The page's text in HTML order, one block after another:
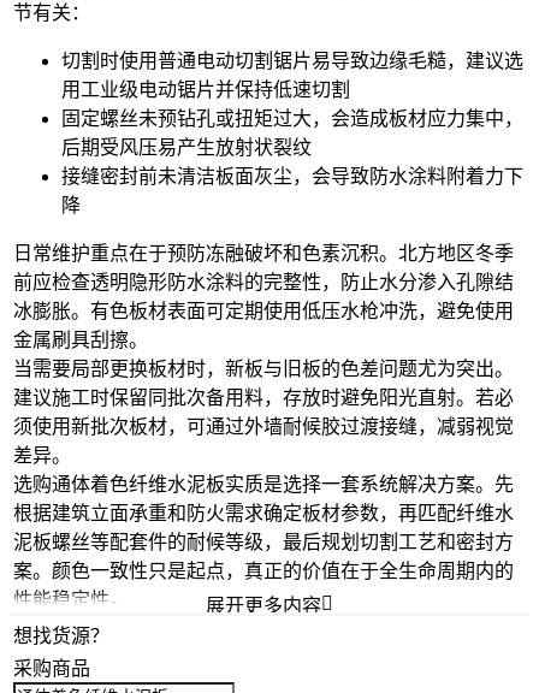
节有关：
切割时使用普通电动切割锯片易导致边缘毛糙，建议选
用 工业级电动锯片并保持低速切割
固定螺丝未预钻孔或扭矩过大，会造成板材应力集中，
后期受风压易产生放射状裂纹
接缝密封前未清洁板面灰尘，会导致防水涂料附着力下
降
日常维护重点在于预防冻融破坏和色素沉积。北方地区冬季
前应检查透明隐形防水涂料的完整性，防止水分渗入孔隙结
冰膨胀。有色板材表面可定期使用低压水枪冲洗，避免使用
金属刷具刮擦。
当需要局部更换板材时，新板与旧板的色差问题尤为突出。
建议施工时保留同批次备用料，存放时避免阳光直射。若必
须使用新批次板材，可通过外墙耐候胶过渡接缝，减弱视觉
差异。
选购通体着色纤维水泥板实质是选择一套系统解决方案。先
根据建筑立面承重和防火需求确定板材参数，再匹配纤维水
泥板螺丝等配套件的耐候等级，最后规划切割工艺和密封方
案。颜色一致性只是起点，真正的价值在于全生命周期内的
性能稳定性。
展开更多内容
想找货源？
采购商品